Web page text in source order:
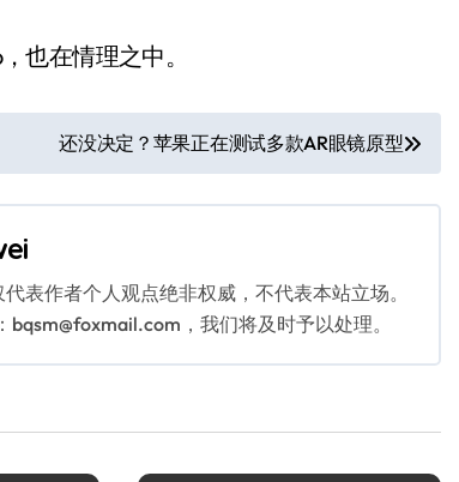
也在情理之中。
还没决定？苹果正在测试多款AR眼镜原型
表作者个人观点绝非权威，不代表本站立场。
，我们将及时予以处理。